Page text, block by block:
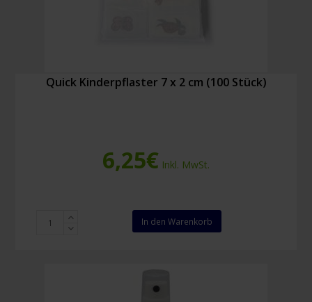
Quick Kinderpflaster 7 x 2 cm (100 Stück)
6,25€ Inkl. MwSt.
Kinderpflaster
In den Warenkorb